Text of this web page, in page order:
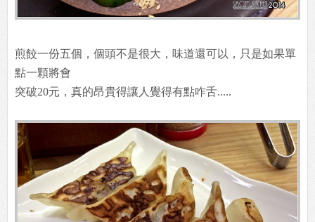
煎餃一份五個，個頭不是很大，味道還可以，只是如果單
點一顆將會
突破20元，真的昂貴得讓人覺得有點咋舌.....